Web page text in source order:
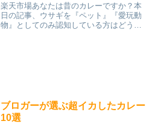
楽天市場あなたは昔のカレーですか？本
日の記事、ウサギを『ペット』『愛玩動
物』としてのみ認知している方はどうか
ブロガーが選ぶ超イカしたカレー
10選